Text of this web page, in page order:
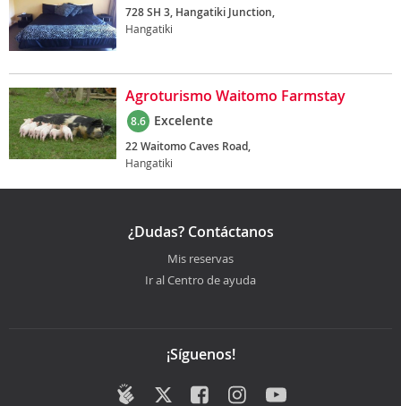
728 SH 3, Hangatiki Junction,
Hangatiki
Agroturismo Waitomo Farmstay
8.6 Excelente
22 Waitomo Caves Road,
Hangatiki
¿Dudas? Contáctanos
Mis reservas
Ir al Centro de ayuda
¡Síguenos!